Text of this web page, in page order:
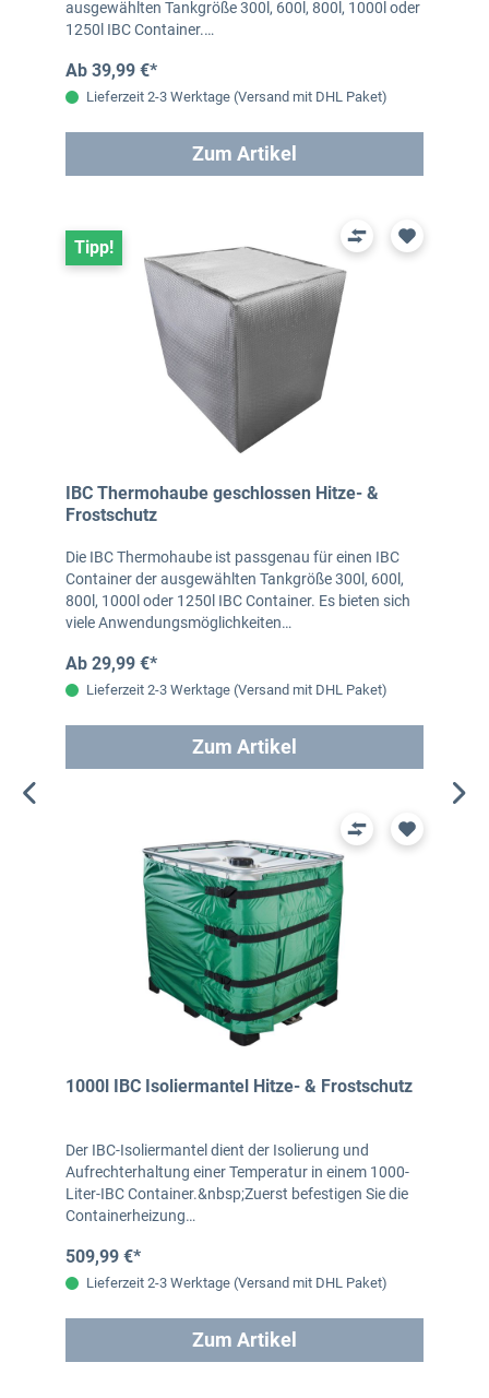
ausgewählten Tankgröße 300l, 600l, 800l, 1000l oder
1250l IBC Container.…
Ab 39,99 €*
Lieferzeit 2-3 Werktage (Versand mit DHL Paket)
Zum Artikel
Tipp!
IBC Thermohaube geschlossen Hitze- &
Frostschutz
Die IBC Thermohaube ist passgenau für einen IBC
Container der ausgewählten Tankgröße 300l, 600l,
800l, 1000l oder 1250l IBC Container. Es bieten sich
viele Anwendungsmöglichkeiten…
Ab 29,99 €*
Lieferzeit 2-3 Werktage (Versand mit DHL Paket)
Zum Artikel
1000l IBC Isoliermantel Hitze- & Frostschutz
Der IBC-Isoliermantel dient der Isolierung und
Aufrechterhaltung einer Temperatur in einem 1000-
Liter-IBC Container.&nbsp;Zuerst befestigen Sie die
Containerheizung…
509,99 €*
Lieferzeit 2-3 Werktage (Versand mit DHL Paket)
Zum Artikel